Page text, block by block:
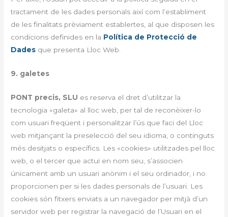
tractament de les dades personals així com l’establiment
de les finalitats prèviament establertes, al que disposen les
condicions definides en la Política de Protecció de
Dades que presenta Lloc Web.
9. galetes
PONT precis, SLU es reserva el dret d’utilitzar la
tecnologia «galeta» al lloc web, per tal de reconèixer-lo
com usuari freqüent i personalitzar l’ús que faci del Lloc
web mitjançant la preselecció del seu idioma, o continguts
més desitjats o específics. Les «cookies» utilitzades pel lloc
web, o el tercer que actuï en nom seu, s’associen
únicament amb un usuari anònim i el seu ordinador, i no
proporcionen per si les dades personals de l’usuari. Les
cookies són fitxers enviats a un navegador per mitjà d’un
servidor web per registrar la navegació de l’Usuari en el